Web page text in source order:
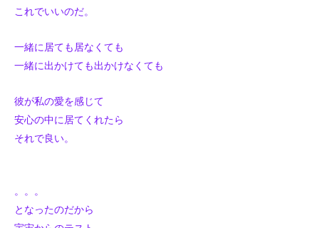
これでいいのだ。
一緒に居ても居なくても
一緒に出かけても出かけなくても
彼が私の愛を感じて
安心の中に居てくれたら
それで良い。
。。。
となったのだから